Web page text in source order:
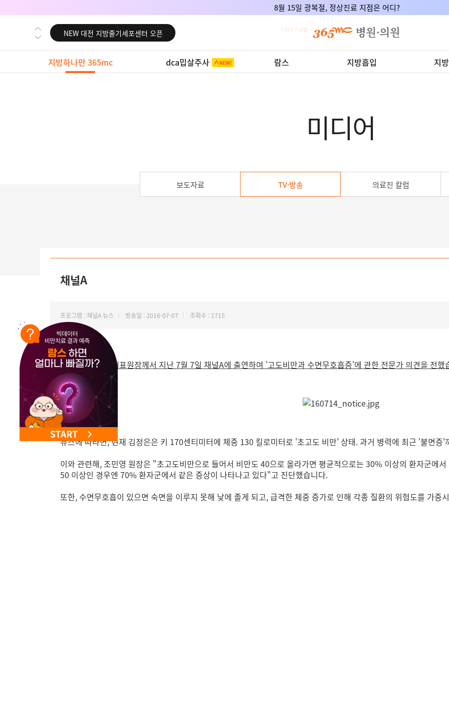
8월 15일 광복절, 정상진료 지점은 어디?
NEW 대전 지방줄기세포센터 오픈
NEW 노원 지방줄기세포센터 오픈
NEW 미국 LA점 오픈
지방하나만 365mc dca밉살주사 람스 지방흡입 지
미디어
보도자료 TV·방송 의료진 칼럼
채널A
프로그램 : 채널A 뉴스 방송일 : 2016-07-07 조회수 : 1715
365mc 조민영 대표원장께서 지난 7월 7일 채널A에 출연하여 '고도비만과 수면무호흡증'에 관한 전문가 의견을 전했
뉴스에 따라면, 현재 김정은은 키 170센티미터에 체중 130 킬로미터로 '초고도 비만' 상태. 과거 병력에 최근 '불면증'
이와 관련해, 조민영 원장은 "초고도비만으로 들어서 비만도 40으로 올라가면 평균적으로는 30% 이상의 환자군에
50 이상인 경우엔 70% 환자군에서 같은 증상이 나타나고 있다"고 진단했습니다.
또한, 수면무호흡이 있으면 숙면을 이루지 못해 낮에 졸게 되고, 급격한 체중 증가로 인해 각종 질환의 위험도를 가중